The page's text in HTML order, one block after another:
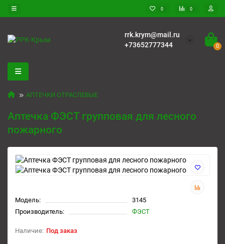
0 0
rrk.krym@mail.ru
+73652777344
0
АПТЕЧКИ ОТРАСЛЕВЫЕ
Аптечка ФЭСТ групповая для лесного
пожарного
Модель:
3145
Производитель:
ФЭСТ
Под заказ